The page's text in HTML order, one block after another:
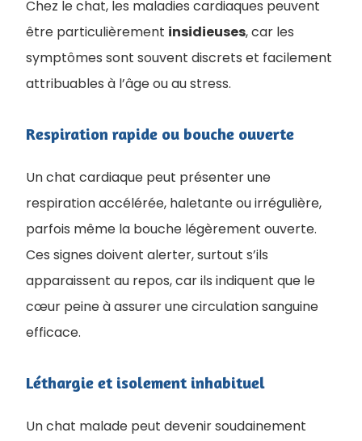
Chez le chat, les maladies cardiaques peuvent
être particulièrement insidieuses, car les
symptômes sont souvent discrets et facilement
attribuables à l’âge ou au stress.
Respiration rapide ou bouche ouverte
Un chat cardiaque peut présenter une
respiration accélérée, haletante ou irrégulière,
parfois même la bouche légèrement ouverte.
Ces signes doivent alerter, surtout s’ils
apparaissent au repos, car ils indiquent que le
cœur peine à assurer une circulation sanguine
efficace.
Léthargie et isolement inhabituel
Un chat malade peut devenir soudainement